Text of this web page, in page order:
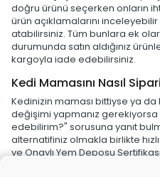
doğru ürünü seçerken onların
ürün açıklamalarını
atabilirsiniz. Tüm bunlara ek
durumunda satın aldığınız
kargoyla iade edebilirsiniz.
Kedi Mamasını Nasıl
Kedinizin maması bittiyse ya
değişimi yapmanız
edebilirim?" sorusuna yanıt
alternatifiniz olmakla birlikte
ve Onaylı Yem Deposu
Petlebi.com'u güvenle tercih